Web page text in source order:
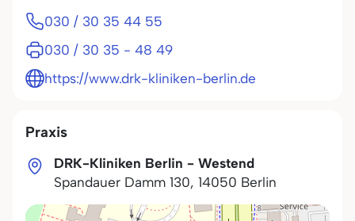
Praxis
DRK-Kliniken Berlin - Westend
Spandauer Damm 130, 14050 Berlin
030 / 30 35 44 55
030 / 30 35 - 48 49
https://www.drk-kliniken-berlin.de